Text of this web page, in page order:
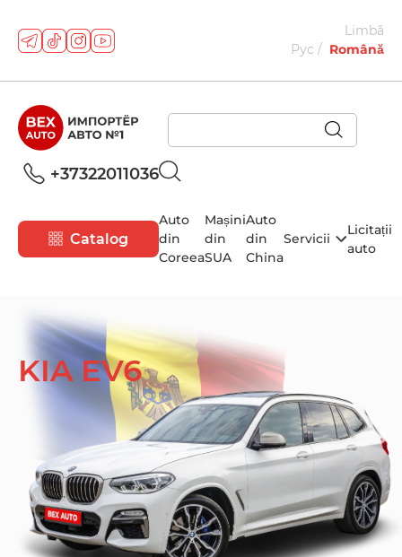
Limbă
Рус
Română
+37322011036
Catalog
Auto
din
Coreea
Mașini
din
SUA
Auto
din
China
Servicii
Licitații
auto
KIA EV6